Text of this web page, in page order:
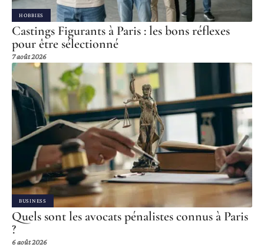
HOBBIES
Castings Figurants à Paris : les bons réflexes
pour être sélectionné
7 août 2026
BUSINESS
Quels sont les avocats pénalistes connus à Paris
?
6 août 2026